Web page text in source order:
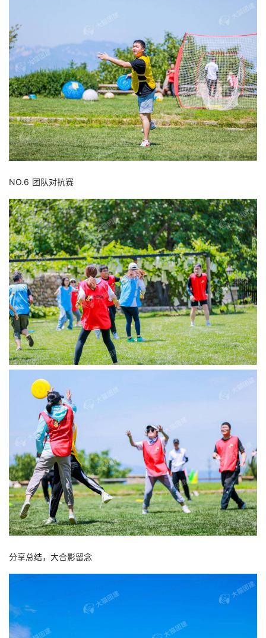
NO.6 团队对抗赛
分享总结，大合影留念